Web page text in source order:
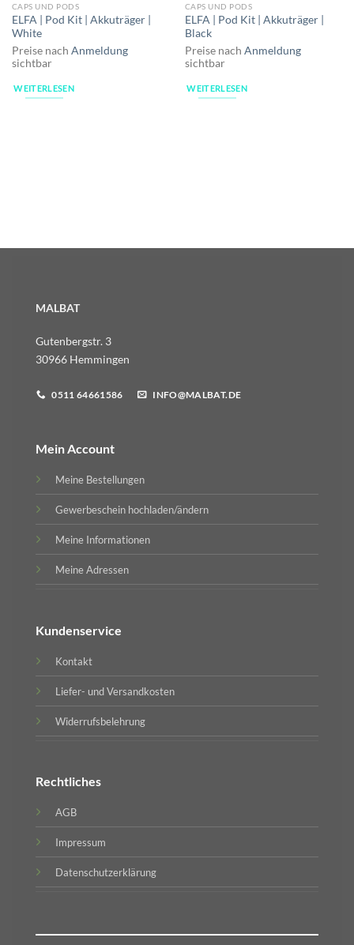
CAPS UND PODS
ELFA | Pod Kit | Akkuträger |
White
Preise nach Anmeldung
sichtbar
WEITERLESEN
CAPS UND PODS
ELFA | Pod Kit | Akkuträger |
Black
Preise nach Anmeldung
sichtbar
WEITERLESEN
MALBAT
Gutenbergstr. 3
30966 Hemmingen
0511 64661586 INFO@MALBAT.DE
Mein Account
Meine Bestellungen
Gewerbeschein hochladen/ändern
Meine Informationen
Meine Adressen
Kundenservice
Kontakt
Liefer- und Versandkosten
Widerrufsbelehrung
Rechtliches
AGB
Impressum
Datenschutzerklärung